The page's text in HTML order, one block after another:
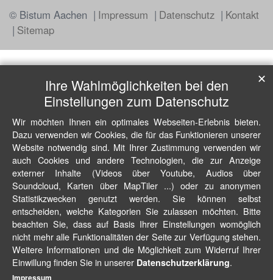
© Bistum Aachen Impressum Datenschutz
Kontakt
Sitemap
Ihre Wahlmöglichkeiten bei den
Einstellungen zum Datenschutz
Wir möchten Ihnen ein optimales Webseiten-Erlebnis bieten.
Dazu verwenden wir Cookies, die für das Funktionieren unserer
Website notwendig sind. Mit Ihrer Zustimmung verwenden wir
auch Cookies und andere Technologien, die zur Anzeige
externer Inhalte (Videos über Youtube, Audios über
Soundcloud, Karten über MapTiler ...) oder zu anonymen
Statistikzwecken genutzt werden. Sie können selbst
entscheiden, welche Kategorien Sie zulassen möchten. Bitte
beachten Sie, dass auf Basis Ihrer Einstellungen womöglich
nicht mehr alle Funktionalitäten der Seite zur Verfügung stehen.
Weitere Informationen und die Möglichkeit zum Widerruf Ihrer
Einwillung finden Sie in unserer Datenschutzerklärung.
✕
Impressum